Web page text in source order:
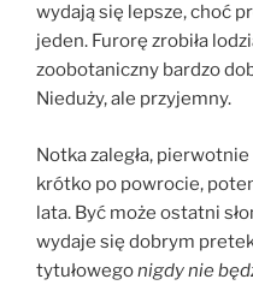
wydają się lepsze, choć
jeden. Furorę zrobiła
zoobotaniczny bardzo
Nieduży, ale przyjemny.
Notka zaległa,
krótko po powrocie,
lata. Być może ostatni
wydaje się dobrym
tytułowegonigdy nie